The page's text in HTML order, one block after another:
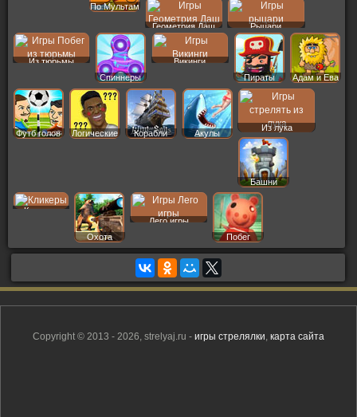
По Мультам
Геометрия Даш Рыцари
Из тюрьмы
Спиннеры
Викинги
Пираты
Адам и Ева
Футб голов Логические Корабли Акулы
Из лука
Башни
Кликеры
Охота
Лего игры
Побег
Copyright © 2013 - 2026, strelyaj.ru - игры стрелялки, карта сайта